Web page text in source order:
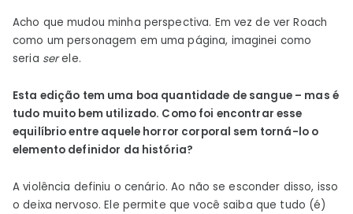
Acho que mudou minha perspectiva. Em vez de ver Roach
como um personagem em uma página, imaginei como
seria serele.
Esta edição tem uma boa quantidade de sangue – mas é
tudo muito bem utilizado. Como foi encontrar esse
equilíbrio entre aquele horror corporal sem torná-lo o
elemento definidor da história?
A violência definiu o cenário. Ao não se esconder disso, isso
o deixa nervoso. Ele permite que você saiba que tudo (é)